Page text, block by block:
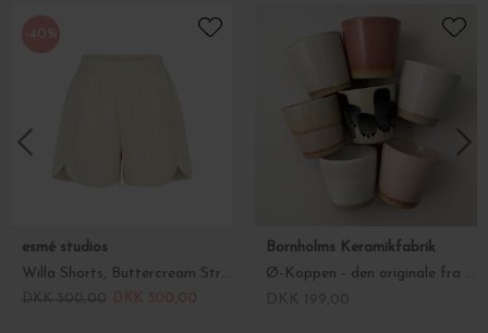
-40%
esmé studios
Willa Shorts, Buttercream Stripes
Bornholms Keramikfabrik
Ø-Koppen - den originale fra Bornholm